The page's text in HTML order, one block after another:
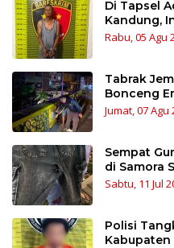
Di Tapsel
Kandung,
Rabu, 05 Agu
Tabrak
Bonceng
Jumat, 07 Agu
Sempat
di Samora
Sabtu, 11 Jul
Polisi
Kabupaten